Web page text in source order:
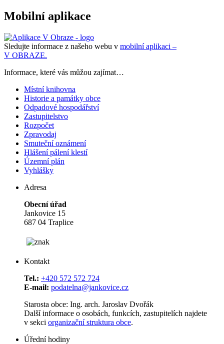
Mobilní aplikace
Sledujte informace z našeho webu v mobilní aplikaci –
V OBRAZE.
Informace, které vás můžou zajímat…
Místní knihovna
Historie a památky obce
Odpadové hospodářství
Zastupitelstvo
Rozpočet
Zpravodaj
Smuteční oznámení
Hlášení pálení klestí
Územní plán
Vyhlášky
Adresa
Obecní úřad
Jankovice 15
687 04 Traplice
Kontakt
Tel.: +420 572 572 724
E-mail: podatelna@jankovice.cz
Starosta obce: Ing. arch. Jaroslav Dvořák
Další informace o osobách, funkcích, zastupitelích najdete
v sekci organizační struktura obce.
Úřední hodiny